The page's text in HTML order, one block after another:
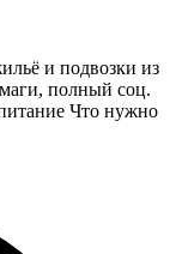
и подвозки из
полный соц.
Что нужно